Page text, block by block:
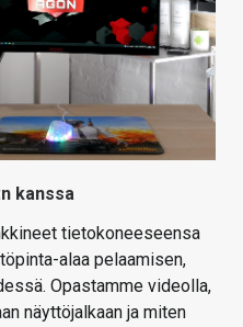
kanssa
tietokoneeseensa
alaa pelaamisen,
Opastamme videolla,
näyttöjalkaan ja miten